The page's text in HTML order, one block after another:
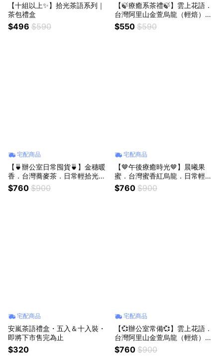
【十組以上✨】拾光茶語系列｜
茶包禮盒
$496 $590
【🍃療癒系茶禮🍃】雲上花語．
台灣阿里山金萱烏龍（輕焙）．
茶包禮盒
$550 $590
宅配商品
【🍵辦公室日常囤貨🍵】金穗暖
香．台灣蕎麥茶．日常輕拾光
（20入）
$760 $900
宅配商品
【🤎午後療癒時光🤎】晨曦果
蜜．台灣蜜香紅烏龍．日常輕拾
光（20入）
$760 $900
宅配商品
安嵐茶語禮盒・五入＆十入裝・
即將下市售完為止
$320
宅配商品
【💞辦公室常備💞】雲上花語．
台灣阿里山金萱烏龍（輕焙）．
日常輕拾光（20入）
$760 $900